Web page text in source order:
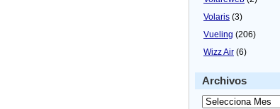
Volaris (3)
Vueling (206)
Wizz Air (6)
Archivos